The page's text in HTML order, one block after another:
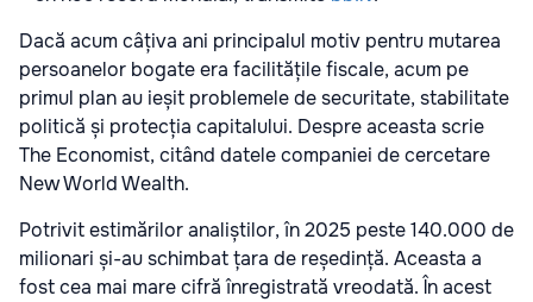
Dacă acum câțiva ani principalul motiv pentru mutarea
persoanelor bogate era facilitățile fiscale, acum pe
primul plan au ieșit problemele de securitate, stabilitate
politică și protecția capitalului. Despre aceasta scrie
The Economist, citând datele companiei de cercetare
New World Wealth.
Potrivit estimărilor analiștilor, în 2025 peste 140.000 de
milionari și-au schimbat țara de reședință. Aceasta a
fost cea mai mare cifră înregistrată vreodată. În acest